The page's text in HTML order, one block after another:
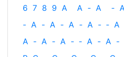
6 7 8 9 A A - A -
- A - A - A - A - ‐ A
A - A - A - ‐ A - A -